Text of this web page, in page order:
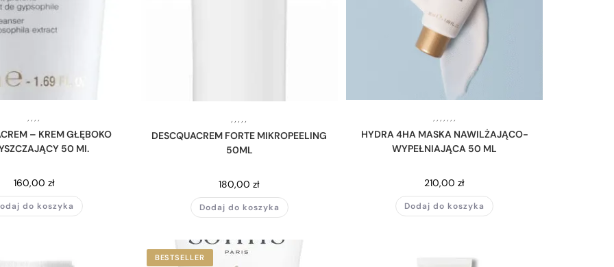
,,,,
– KREM GŁĘBOKO
50 MI.
160,00 zł
do koszyka
,,,,,
DESCQUACREM FORTE MIKROPEELING
50ML
180,00zł
Dodaj do koszyka
, , , , , , ,
HYDRA 4HA MASKA NAWILŻAJĄCO-
WYPEŁNIAJĄCA 50 ML
210,00zł
Dodaj do koszyka
BESTSELLER